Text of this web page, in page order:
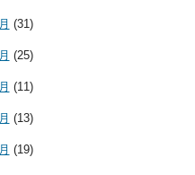
(31)
(25)
(11)
(13)
(19)